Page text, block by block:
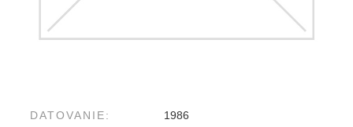
DATOVANIE: 1986